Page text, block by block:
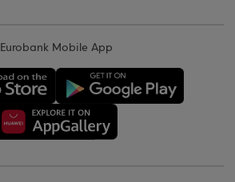
Eurobank Mobile App